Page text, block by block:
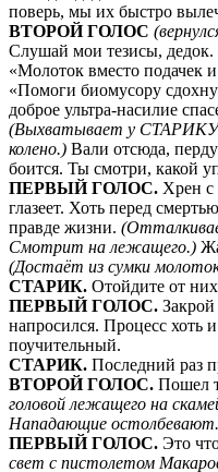
поверь, мы их быстро
ВТОРОЙ ГОЛОС
Слушай мои тезисы,
«Молоток вместо подачек
«Помоги биомусору
доброе ультра-насилие
(Выхватывает у СТАРИКУ
колено.) Вали отсюда,
боится. Ты смотри, какой
ПЕРВЫЙ ГОЛОС. Хрен с
глазеет. Хоть перед
правде жизни.
Смотрит на лежащего.)
(Достаёт из сумки
СТАРИК. Отойдите от
ПЕРВЫЙ ГОЛОС.
напросился. Процесс хоть
поучительный.
СТАРИК. Последний раз
ВТОРОЙ ГОЛОС. Пошел
головой лежащего на
Нападающие остолбевают.
ПЕРВЫЙ ГОЛОС. Это
свет с пистолетом